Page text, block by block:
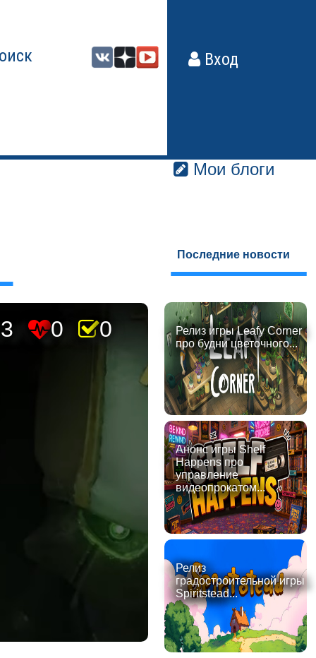
Вход
Мои блоги
0 0
Последние новости
Релиз игры Leafy Corner
про будни цветочного...
Анонс игры Shelf
Happens про
управление
видеопрокатом...
Релиз
градостроительной игры
Spiritstead...